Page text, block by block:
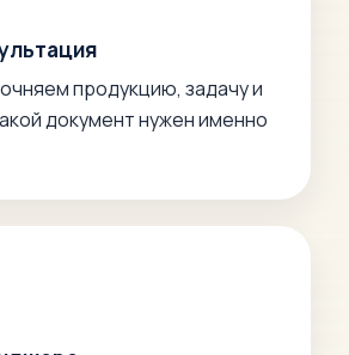
продукцию, задачу и
документ нужен именно